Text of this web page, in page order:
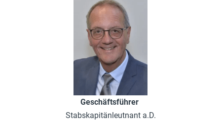
Geschäftsführer
Stabskapitänleutnant a.D.